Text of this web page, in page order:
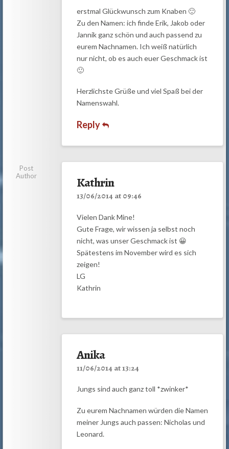
erstmal Glückwunsch zum Knaben 🙂
Zu den Namen: ich finde Erik, Jakob oder
Jannik ganz schön und auch passend zu
eurem Nachnamen. Ich weiß natürlich
nur nicht, ob es auch euer Geschmack ist
🙂
Herzlichste Grüße und viel Spaß bei der
Namenswahl.
Reply
Post
Author
Kathrin
13/06/2014 at 09:46
Vielen Dank Mine!
Gute Frage, wir wissen ja selbst noch
nicht, was unser Geschmack ist 😀
Spätestens im November wird es sich
zeigen!
LG
Kathrin
Anika
11/06/2014 at 13:24
Jungs sind auch ganz toll *zwinker*
Zu eurem Nachnamen würden die Namen
meiner Jungs auch passen: Nicholas und
Leonard.